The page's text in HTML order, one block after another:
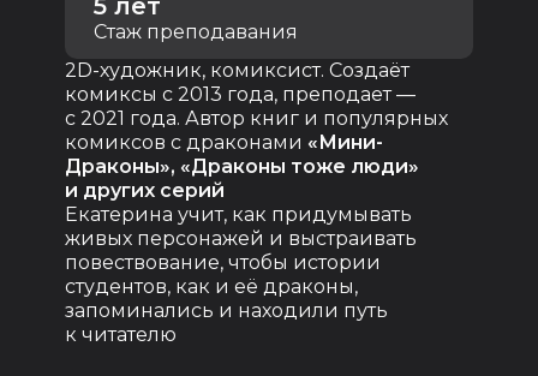
5 лет
Стаж преподавания
2D-художник, комиксист. Создаёт
комиксы с 2013 года, преподает —
с 2021 года. Автор книг и популярных
комиксов с драконами «Мини-
Драконы», «Драконы тоже люди»
и других серий
Екатерина учит, как придумывать
живых персонажей и выстраивать
повествование, чтобы истории
студентов, как и её драконы,
запоминались и находили путь
к читателю